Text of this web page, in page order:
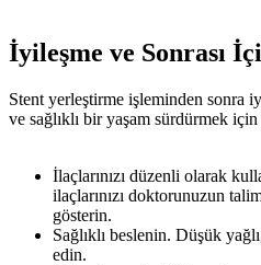
İyileşme ve Sonrası
Stent yerleştirme işleminden sonra
ve sağlıklı bir yaşam sürdürmek
İlaçlarınızı düzenli olarak
ilaçlarınızı doktorunuzun
gösterin.
Sağlıklı beslenin. Düşük
edin.